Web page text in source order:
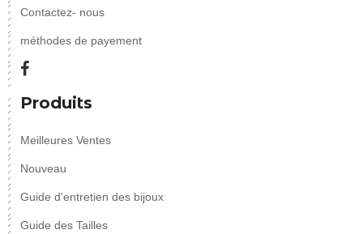
Contactez- nous
méthodes de payement
Produits
Meilleures Ventes
Nouveau
Guide d'entretien des bijoux
Guide des Tailles